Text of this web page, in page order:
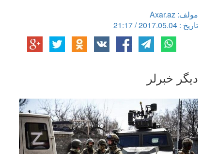
مولف: Axar.az
تاریخ : 2017.05.04 / 21:17
دیگر خبرلر